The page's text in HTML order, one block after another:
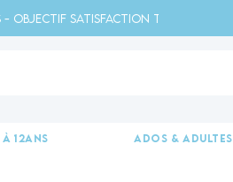
- Objectif satisfaction totale -
à 12ans ados & adultes